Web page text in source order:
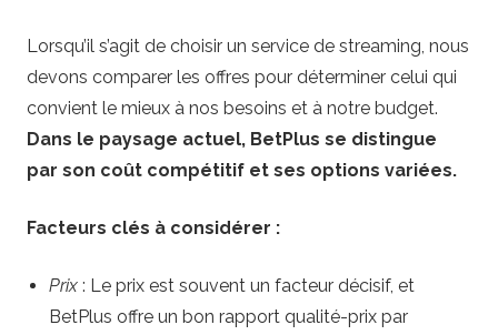
Lorsqu’il s’agit de choisir un service de streaming, nous
devons comparer les offres pour déterminer celui qui
convient le mieux à nos besoins et à notre budget.
Dans le paysage actuel, BetPlus se distingue
par son coût compétitif et ses options variées.
Facteurs clés à considérer :
Prix : Le prix est souvent un facteur décisif, et
BetPlus offre un bon rapport qualité-prix par